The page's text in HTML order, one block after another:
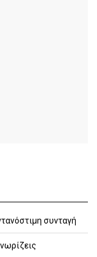
συνταγή